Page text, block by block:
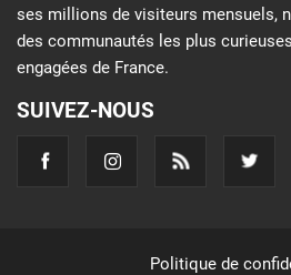
ses millions de visiteurs mensuels,
des communautés les plus
engagées de France.
SUIVEZ-NOUS
Politique de